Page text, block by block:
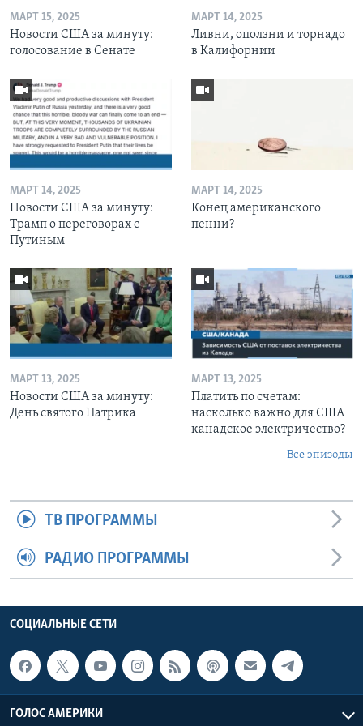
МАРТ 15, 2025
Новости США за минуту:
голосование в Сенате
МАРТ 14, 2025
Ливни, оползни и торнадо
в Калифорнии
МАРТ 14, 2025
Новости США за минуту:
Трамп о переговорах с
Путиным
МАРТ 14, 2025
Конец американского
пенни?
МАРТ 13, 2025
Новости США за минуту:
День святого Патрика
МАРТ 13, 2025
Платить по счетам:
насколько важно для США
канадское электричество?
Все эпизоды
ТВ ПРОГРАММЫ
РАДИО ПРОГРАММЫ
СОЦИАЛЬНЫЕ СЕТИ
ГОЛОС АМЕРИКИ